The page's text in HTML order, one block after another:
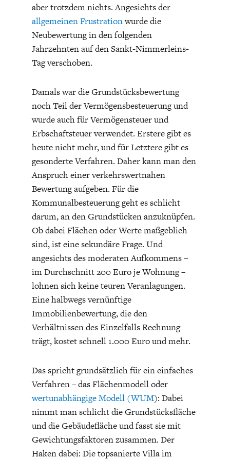
CIRCULAR ECONOMY
UNGLEICHHEIT UND
MACHT
ENTWICKLUNGSPOLITIK
EUROPA
aber trotzdem nichts. Angesichts der
allgemeinen Frustrationwurde die
Neubewertung in den folgenden
Jahrzehnten auf den Sankt-Nimmerleins-
Tag verschoben.
Damals war die Grundstücksbewertung
noch Teil der Vermögensbesteuerung und
wurde auch für Vermögensteuer und
Erbschaftsteuer verwendet. Erstere gibt es
heute nicht mehr, und für Letztere gibt es
gesonderte Verfahren. Daher kann man den
Anspruch einer verkehrswertnahen
Bewertung aufgeben. Für die
Kommunalbesteuerung geht es schlicht
darum, an den Grundstücken anzuknüpfen.
Ob dabei Flächen oder Werte maßgeblich
sind, ist eine sekundäre Frage. Und
angesichts des moderaten Aufkommens –
im Durchschnitt 200 Euro je Wohnung –
lohnen sich keine teuren Veranlagungen.
Eine halbwegs vernünftige
Immobilienbewertung, die den
Verhältnissen des Einzelfalls Rechnung
trägt, kostet schnell 1.000 Euro und mehr.
Das spricht grundsätzlich für ein einfaches
Verfahren – das Flächenmodell oder
wertunabhängige Modell (WUM): Dabei
nimmt man schlicht die Grundstücksfläche
und die Gebäudefläche und fasst sie mit
Gewichtungsfaktoren zusammen. Der
Haken dabei: Die topsanierte Villa im